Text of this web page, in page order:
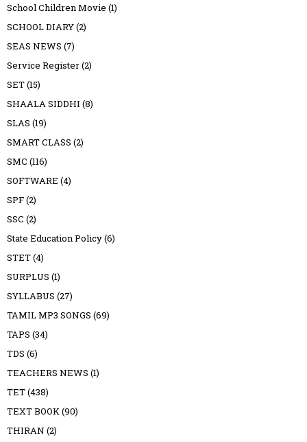
School Children Movie (1)
SCHOOL DIARY(2)
SEAS NEWS (7)
Service Register(2)
SET(15)
SHAALA SIDDHI (8)
SLAS (19)
SMART CLASS (2)
SMC (116)
SOFTWARE (4)
SPF(2)
SSC (2)
State Education Policy(6)
STET(4)
SURPLUS (1)
SYLLABUS (27)
TAMIL MP3 SONGS (69)
TAPS (34)
TDS (6)
TEACHERS NEWS (1)
TET(438)
TEXT BOOK(90)
THIRAN (2)